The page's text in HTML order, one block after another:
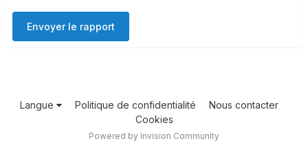
Envoyer le rapport
Langue Politique de confidentialité
Nous contacter
Cookies
Powered by Invision Community